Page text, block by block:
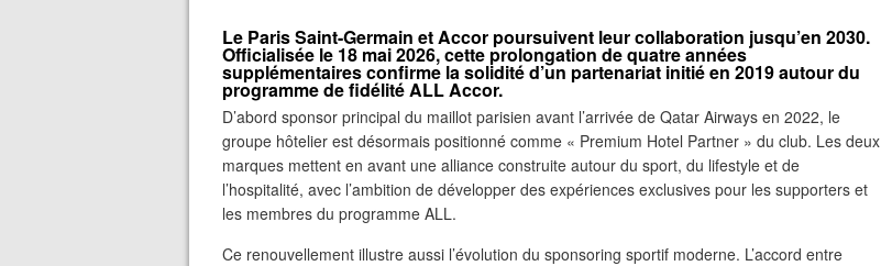
Le Paris Saint-Germain et Accor poursuivent leur collaboration jusqu’en 2030.
Officialisée le 18 mai 2026, cette prolongation de quatre années
supplémentaires confirme la solidité d’un partenariat initié en 2019 autour du
programme de fidélité ALL Accor.
D’abord sponsor principal du maillot parisien avant l’arrivée de Qatar Airways en 2022, le
groupe hôtelier est désormais positionné comme « Premium Hotel Partner » du club. Les deux
marques mettent en avant une alliance construite autour du sport, du lifestyle et de
l’hospitalité, avec l’ambition de développer des expériences exclusives pour les supporters et
les membres du programme ALL.
Ce renouvellement illustre aussi l’évolution du sponsoring sportif moderne. L’accord entre